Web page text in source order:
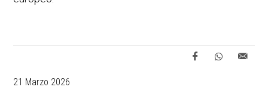
21 Marzo 2026